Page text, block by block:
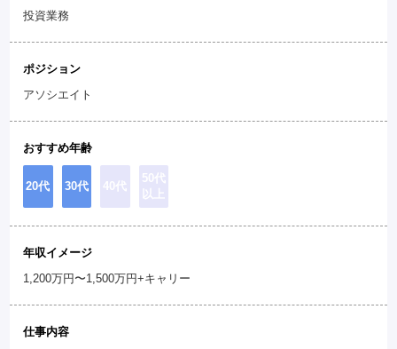
投資業務
ポジション
アソシエイト
おすすめ年齢
20代 30代 40代
50代
以上
年収イメージ
1,200万円〜1,500万円+キャリー
仕事内容